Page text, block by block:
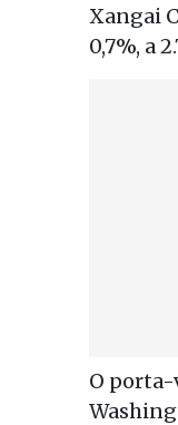
Xangai
0,7%, a
O porta-